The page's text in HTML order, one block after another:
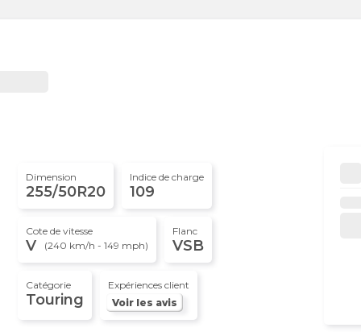
Dimension
255/50R20
Indice de charge
109
Cote de vitesse
V (240 km/h - 149 mph)
Flanc
VSB
Catégorie
Touring
Expériences client
Voir les avis